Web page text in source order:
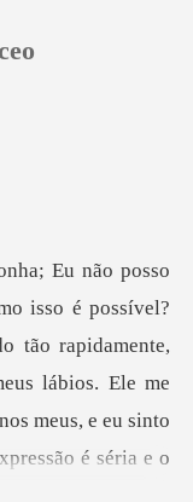
tão rapidamente,
lábios. Ele me